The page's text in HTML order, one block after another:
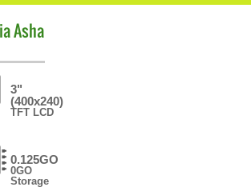
Asha
3"
(400x240)
TFT LCD
0.125GO
0GO
Storage